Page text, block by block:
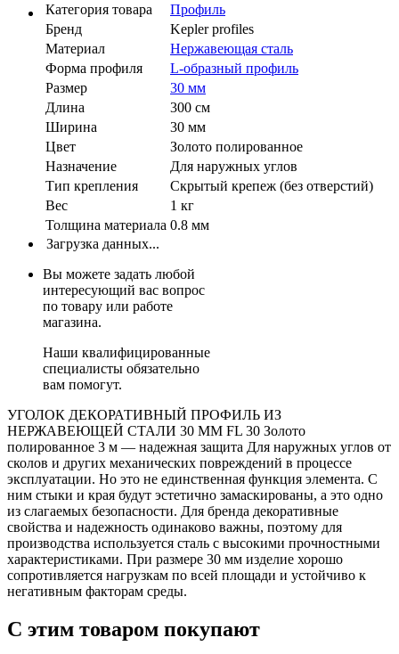
Категория товара
Профиль
Бренд
Kepler profiles
Материал
Нержавеющая сталь
Форма профиля
L-образный профиль
Размер
30 мм
Длина
300 см
Ширина
30 мм
Цвет
Золото полированное
Назначение
Для наружных углов
Тип крепления
Скрытый крепеж (без отверстий)
Вес
1 кг
Толщина материала 0.8 мм
Загрузка данных...
Вы можете задать любой
интересующий вас вопрос
по товару или работе
магазина.
Наши квалифицированные
специалисты обязательно
вам помогут.
УГОЛОК ДЕКОРАТИВНЫЙ ПРОФИЛЬ ИЗ
НЕРЖАВЕЮЩЕЙ СТАЛИ 30 ММ FL 30 Золото
полированное 3 м — надежная защита Для наружных углов от
сколов и других механических повреждений в процессе
эксплуатации. Но это не единственная функция элемента. С
ним стыки и края будут эстетично замаскированы, а это одно
из слагаемых безопасности. Для бренда декоративные
свойства и надежность одинаково важны, поэтому для
производства используется сталь с высокими прочностными
характеристиками. При размере 30 мм изделие хорошо
сопротивляется нагрузкам по всей площади и устойчиво к
негативным факторам среды.
С этим товаром покупают